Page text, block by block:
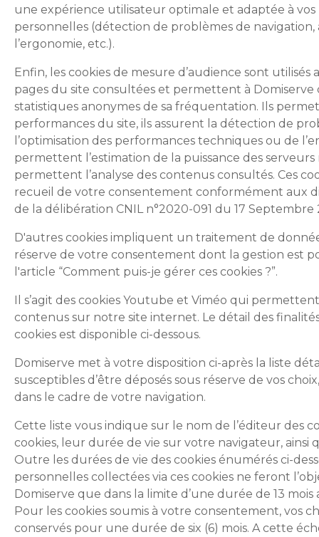
une expérience utilisateur optimale et adaptée à
personnelles (détection de problèmes de navigation,
l’ergonomie, etc.).
Enfin, les cookies de mesure d’audience sont utilisés
pages du site consultées et permettent à Domiserve
statistiques anonymes de sa fréquentation. Ils
performances du site, ils assurent la détection de
l’optimisation des performances techniques ou de
permettent l’estimation de la puissance des serveurs
permettent l’analyse des contenus consultés. Ces
recueil de votre consentement conformément aux
de la délibération CNIL n°2020-091 du 17 Septembre
D'autres cookies impliquent un traitement de
réserve de votre consentement dont la gestion est
l'article “Comment puis-je gérer ces cookies ?”.
Il s’agit des cookies Youtube et Viméo qui
contenus sur notre site internet. Le détail des
cookies est disponible ci-dessous.
Domiserve met à votre disposition ci-après la liste
susceptibles d’être déposés sous réserve de vos
dans le cadre de votre navigation.
Cette liste vous indique sur le nom de l’éditeur des
cookies, leur durée de vie sur votre navigateur, ainsi
Outre les durées de vie des cookies énumérés ci-
personnelles collectées via ces cookies ne feront
Domiserve que dans la limite d’une durée de 13
Pour les cookies soumis à votre consentement, vos
conservés pour une durée de six (6) mois. A cette